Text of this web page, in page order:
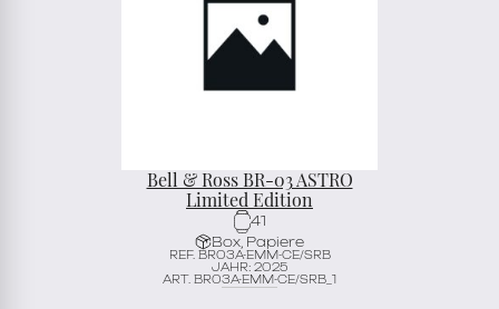
Bell & Ross BR-03 ASTRO
Limited Edition
41
Box, Papiere
REF. BR03A-EMM-CE/SRB
JAHR: 2025
ART. BR03A-EMM-CE/SRB_1